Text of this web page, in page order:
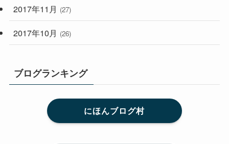
2017年11月 (27)
2017年10月 (26)
ブログランキング
にほんブログ村